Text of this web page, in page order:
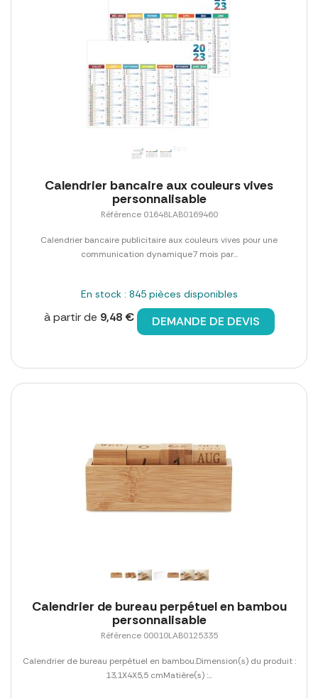
Calendrier bancaire aux couleurs vives
personnalisable
Référence 01648LAB0169460
Calendrier bancaire publicitaire aux couleurs vives pour une
communication dynamique7 mois par...
En stock : 845 pièces disponibles
à partir de 9,48 € DEMANDE DE DEVIS
Calendrier de bureau perpétuel en bambou
personnalisable
Référence 00010LAB0125335
Calendrier de bureau perpétuel en bambou.Dimension(s) du produit :
13,1X4X5,5 cmMatière(s) :...